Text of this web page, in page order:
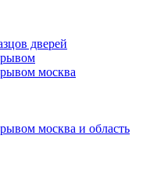
дверей
москва
москва и область